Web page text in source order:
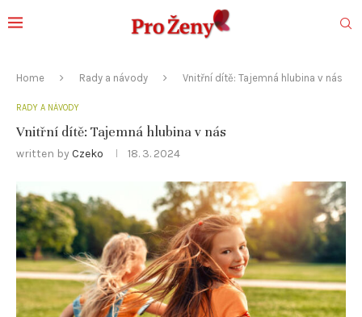
Home Rady a návody Vnitřní dítě: Tajemná hlubina v nás
RADY A NÁVODY
Vnitřní dítě: Tajemná hlubina v nás
written by Czeko 18. 3. 2024